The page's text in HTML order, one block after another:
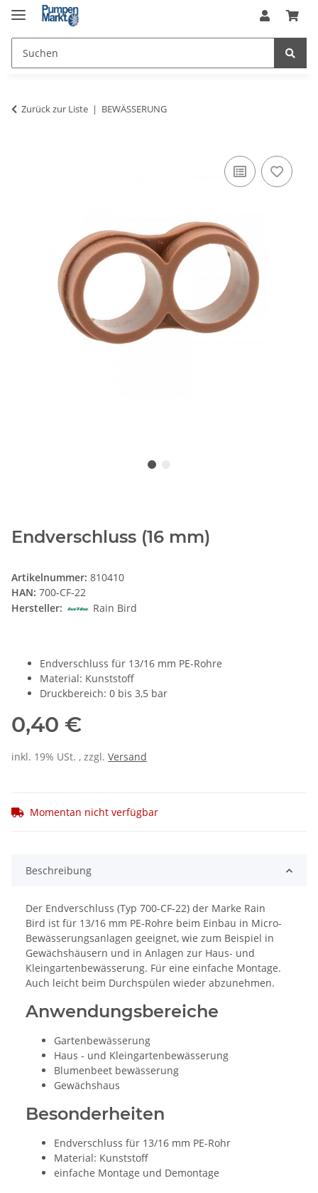
Zurück zur Liste BEWÄSSERUNG
Endverschluss (16 mm)
Artikelnummer: 810410
HAN: 700-CF-22
Hersteller:
Rain Bird
Endverschluss für 13/16 mm PE-Rohre
Material: Kunststoff
Druckbereich: 0 bis 3,5 bar
0,40 €
inkl. 19% USt. , zzgl. Versand
Momentan nicht verfügbar
Beschreibung
Der Endverschluss (Typ 700-CF-22) der Marke Rain
Bird ist für 13/16 mm PE-Rohre beim Einbau in Micro-
Bewässerungsanlagen geeignet, wie zum Beispiel in
Gewächshäusern und in Anlagen zur Haus- und
Kleingartenbewässerung. Für eine einfache Montage.
Auch leicht beim Durchspülen wieder abzunehmen.
Anwendungsbereiche
Gartenbewässerung
Haus - und Kleingartenbewässerung
Blumenbeet bewässerung
Gewächshaus
Besonderheiten
Endverschluss für 13/16 mm PE-Rohr
Material: Kunststoff
einfache Montage und Demontage